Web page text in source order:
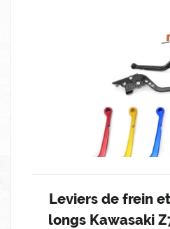
Leviers de frein
longs Kawasaki